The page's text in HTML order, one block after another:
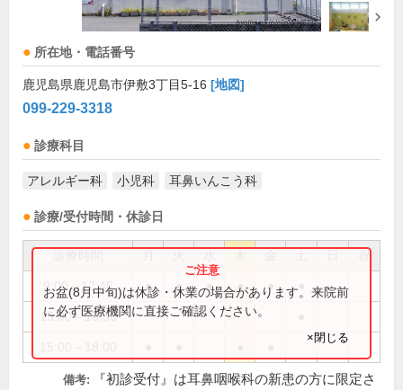
所在地・電話番号
鹿児島県鹿児島市伊敷3丁目5-16 [地図]
099-229-3318
診療科目
アレルギー科 小児科 耳鼻いんこう科
診療/受付時間・休診日
祝
9:00～12:45 ● ● ● ● ●
15:00～16:30
お盆(8月中旬)は休診・休業の場合があります。来院前
に必ず医療機関に直接ご確認ください。
×閉じる
備考:
『初診受付』は耳鼻咽喉科の新患の方に限定さ